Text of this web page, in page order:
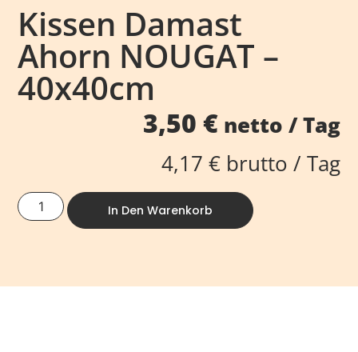
Kissen Damast
Ahorn NOUGAT –
40x40cm
3,50 €netto / Tag
4,17 €brutto / Tag
In Den Warenkorb